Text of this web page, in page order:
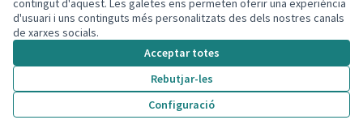
contingut d'aquest. Les galetes ens permeten oferir una experiència
d'usuari i uns continguts més personalitzats des dels nostres canals
de xarxes socials.
Acceptar totes
Rebutjar-les
Configuració